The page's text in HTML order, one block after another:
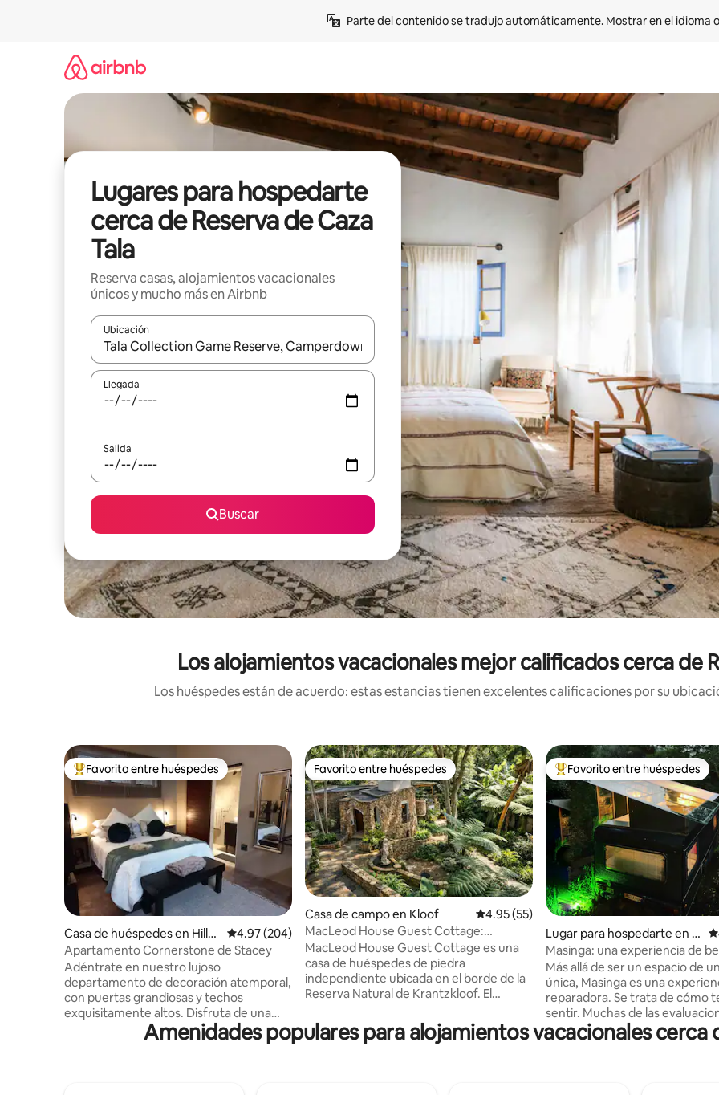
Parte del contenido se tradujo automáticamente. Mostrar en el idioma
Lugares para hospedarte
cerca de Reserva de Caza
Tala
Reserva casas, alojamientos vacacionales
únicos y mucho más en Airbnb
Ubicación
Cuando los resultados estén disponibles, podrás navegar usando las teclas de las flechas hacia arriba y hacia abajo, o
Llegada
Salida
Buscar
Los alojamientos vacacionales mejor calificados cerca de
Los huéspedes están de acuerdo: estas estancias tienen excelentes calificaciones por su
De los mejores en Favorito entre huéspedes
Favorito entre huéspedes
Casa de huéspedes en Hillcr
est
Calificación promedio: 4.97 de 5; 204 evaluaciones
4.97 (204)
Apartamento Cornerstone de Stacey
Adéntrate en nuestro lujoso
departamento de decoración atemporal,
con puertas grandiosas y techos
exquisitamente altos. Disfruta de una
ducha relajante, acurrúcate en camas de
día lujosas y extragrandes, ve tu serie
Favorito entre huéspedes
Favorito entre huéspedes
Casa de campo en Kloof Calificación promedio: 4.95 de 5; 55
4.95 (55)
MacLeod House Guest Cottage:
escapada para amantes de la naturaleza
MacLeod House Guest Cottage es una
casa de huéspedes de piedra
independiente ubicada en el borde de la
Reserva Natural de Krantzkloof. El
decorado en un estilo eduardiano, pero
con todas las comodidades modernas
De los mejores en Favorito
Favorito entre huéspedes
Lugar para hospedarte en G
illitts
Masinga: una experiencia de
única
Más allá de ser un espacio de
única, Masinga es una
reparadora. Se trata de cómo
sentir. Muchas de las
nuestros huéspedes hablan de
calidad y experiencia. Duerme
Amenidades populares para alojamientos vacacionales cerca